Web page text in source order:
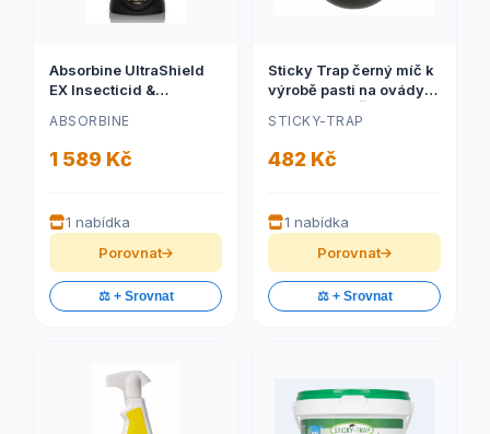
Absorbine UltraShield
EX Insecticid &
rozprašovačem 946ml
(Repelent pro koně
Absorbine Ultrashield
ABSORBINE
1 589 Kč
1 nabídka
Porovnat
⚖️ + Srovnat
Sticky Trap černý míč k
výrobě pasti na ovády
k výrobě pasti na ovády,
1 kus)
STICKY-TRAP
482 Kč
1 nabídka
Porovnat
⚖️ + Srovnat